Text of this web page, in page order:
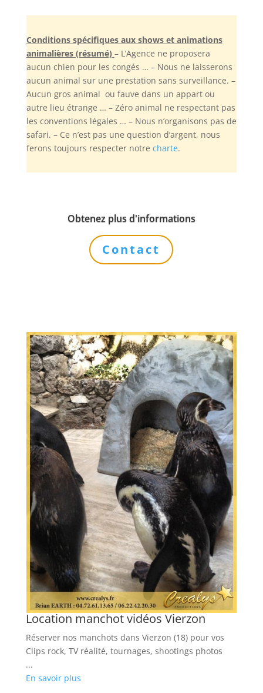
Conditions spécifiques aux shows et animations
animalières (résumé) – L’Agence ne proposera
aucun chien pour les congés … – Nous ne laisserons
aucun animal sur une prestation sans surveillance. –
Aucun gros animal ou fauve dans un appart ou
autre lieu étrange … – Zéro animal ne respectant pas
les conventions légales … – Nous n’organisons pas de
safari. – Ce n’est pas une question d’argent, nous
ferons toujours respecter notre charte.
Obtenez plus d'informations
Contact
Location manchot vidéos Vierzon
Réserver nos manchots dans Vierzon (18) pour vos
Clips rock, TV réalité, tournages, shootings photos
...
En savoir plus